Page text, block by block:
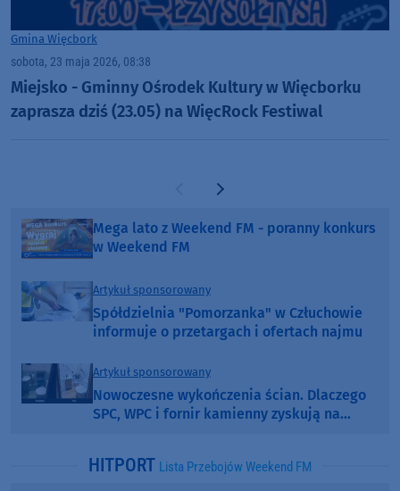
Gmina Więcbork
sobota, 23 maja 2026, 08:38
Miejsko - Gminny Ośrodek Kultury w Więcborku
zaprasza dziś (23.05) na WięcRock Festiwal
Poprzednia strona
Następna strona
Mega lato z Weekend FM - poranny konkurs
w Weekend FM
Artykuł sponsorowany
Spółdzielnia "Pomorzanka" w Człuchowie
informuje o przetargach i ofertach najmu
Artykuł sponsorowany
Nowoczesne wykończenia ścian. Dlaczego
SPC, WPC i fornir kamienny zyskują na
HITPORT Lista Przebojów Weekend FM